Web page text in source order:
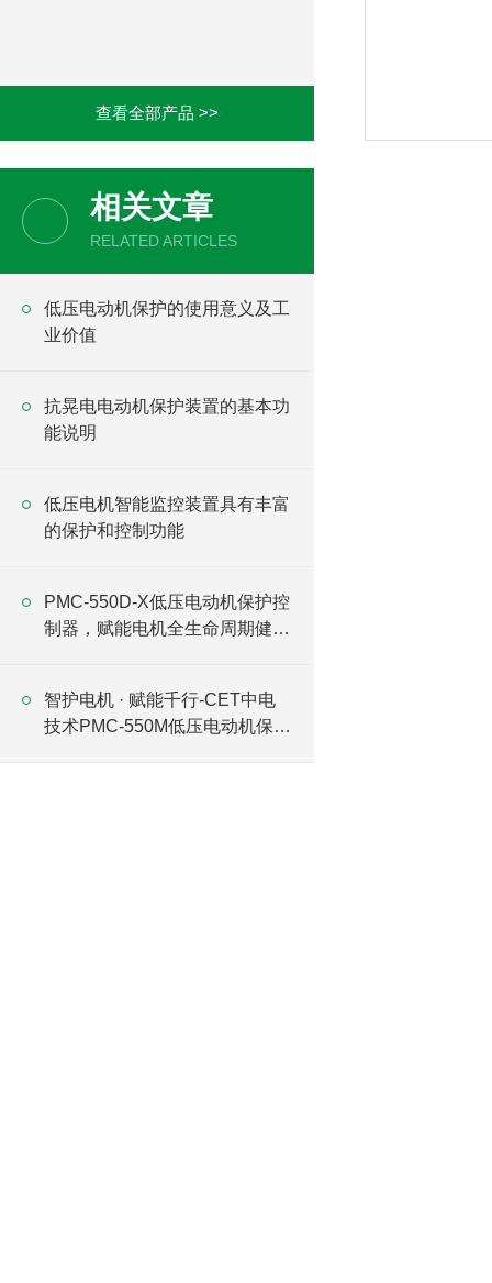
查看全部产品 >>
相关文章
RELATED ARTICLES
低压电动机保护的使用意义及工
业价值
抗晃电电动机保护装置的基本功
能说明
低压电机智能监控装置具有丰富
的保护和控制功能
PMC-550D-X低压电动机保护控
制器，赋能电机全生命周期健康
智护电机 · 赋能千行-CET中电
技术PMC-550M低压电动机保护